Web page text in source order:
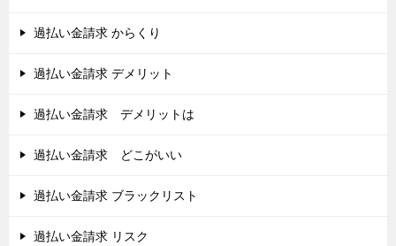
過払い金請求 からくり
過払い金請求 デメリット
過払い金請求 デメリットは
過払い金請求 どこがいい
過払い金請求 ブラックリスト
過払い金請求 リスク